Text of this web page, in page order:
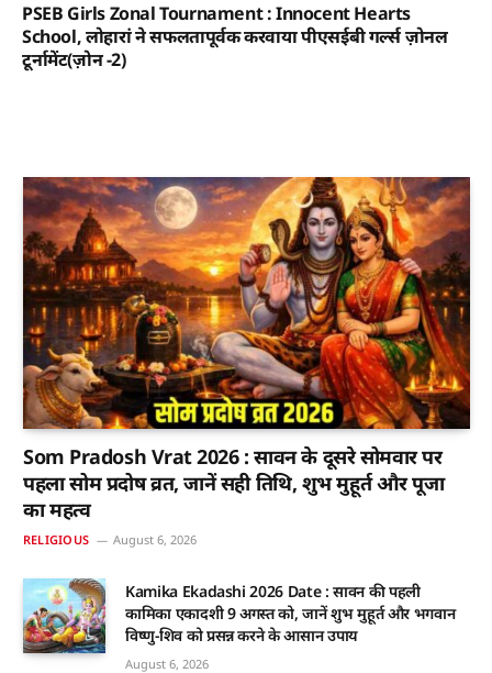
PSEB Girls Zonal Tournament : Innocent Hearts
School, लोहारां ने सफलतापूर्वक करवाया पीएसईबी गर्ल्स ज़ोनल
टूर्नामेंट(ज़ोन -2)
Som Pradosh Vrat 2026 : सावन के दूसरे सोमवार पर
पहला सोम प्रदोष व्रत, जानें सही तिथि, शुभ मुहूर्त और पूजा
का महत्व
RELIGIOUS August 6, 2026
Kamika Ekadashi 2026 Date : सावन की पहली
कामिका एकादशी 9 अगस्त को, जानें शुभ मुहूर्त और भगवान
विष्णु-शिव को प्रसन्न करने के आसान उपाय
August 6, 2026